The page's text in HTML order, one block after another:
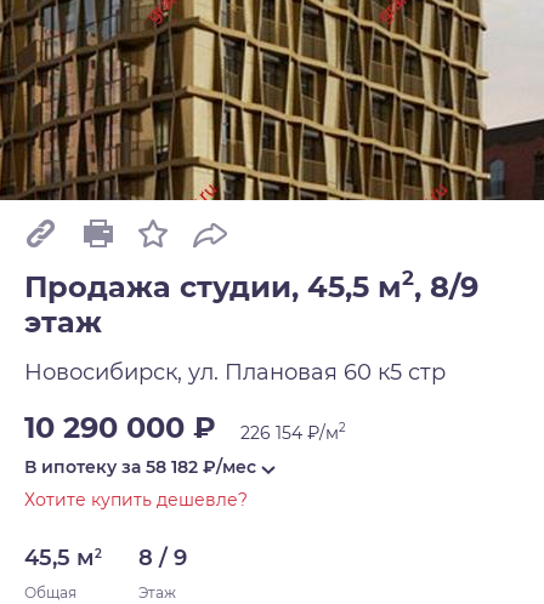
Продажа студии, 45,5 м2, 8/9
этаж
Новосибирск, ул. Плановая 60 к5 стр
10 290 000 ₽ 226 154 ₽/м2
В ипотеку за 58 182 ₽/мес
Хотите купить дешевле?
45,5 м2
Общая
8 / 9
Этаж